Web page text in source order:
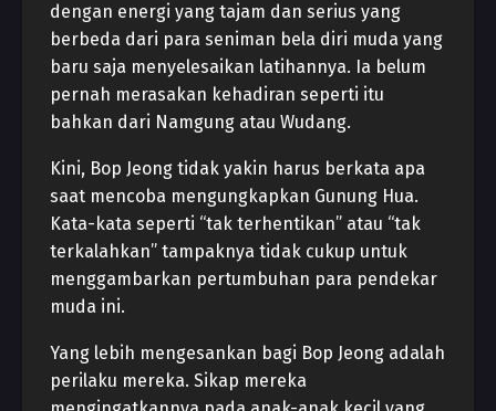
dengan energi yang tajam dan serius yang
berbeda dari para seniman bela diri muda yang
baru saja menyelesaikan latihannya. Ia belum
pernah merasakan kehadiran seperti itu
bahkan dari Namgung atau Wudang.
Kini, Bop Jeong tidak yakin harus berkata apa
saat mencoba mengungkapkan Gunung Hua.
Kata-kata seperti “tak terhentikan” atau “tak
terkalahkan” tampaknya tidak cukup untuk
menggambarkan pertumbuhan para pendekar
muda ini.
Yang lebih mengesankan bagi Bop Jeong adalah
perilaku mereka. Sikap mereka